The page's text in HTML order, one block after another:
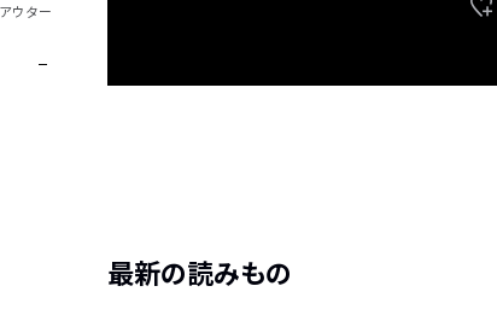
ウター
最新の読みもの